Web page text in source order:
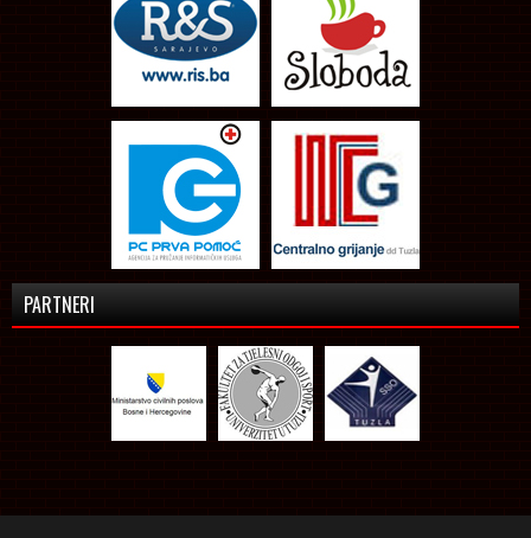
PARTNERI